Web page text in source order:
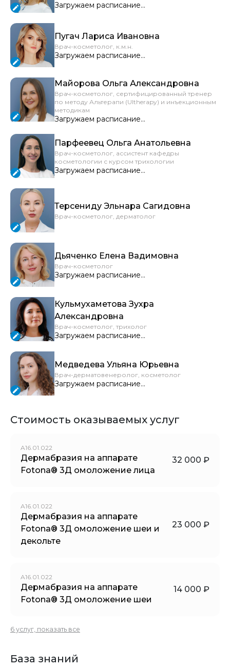
Загружаем расписание...
Пугач Лариса Ивановна
Врач-косметолог, к.м.н.
Загружаем расписание...
Майорова Ольга Александровна
Врач-косметолог, сертифицированный тренер
по методу Альтерапи (Ultherapy) и инъекционным
методикам
Загружаем расписание...
Парфеевец Ольга Анатольевна
Врач-косметолог, ассистент кафедры
косметологии с курсом трихологии
Загружаем расписание...
Терсениду Эльнара Сагидовна
Врач-косметолог, дерматолог
Дьяченко Елена Вадимовна
Врач-косметолог
Загружаем расписание...
Кульмухаметова Зухра
Александровна
Врач-косметолог, трихолог
Загружаем расписание...
Медведева Ульяна Юрьевна
Врач-дерматовенеролог, косметолог
Загружаем расписание...
Стоимость оказываемых услуг
A16.01.022
Дермабразия на аппарате
Fotona® 3Д омоложение лица
32 000 ₽
A16.01.022
Дермабразия на аппарате
Fotona® 3Д омоложение шеи и
декольте
23 000 ₽
A16.01.022
Дермабразия на аппарате
Fotona® 3Д омоложение шеи
14 000 ₽
6 услуг, показать все
База знаний